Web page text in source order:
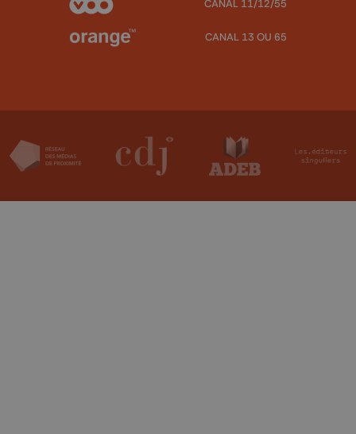
CANAL 11/12/55
CANAL 13 OU 65